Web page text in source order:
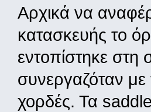
Αρχικά να
κατασκευής το
εντοπίστηκε
συνεργαζόταν με
χορδές. Τα